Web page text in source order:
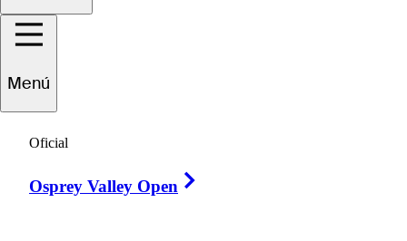
Menú
Oficial
Osprey Valley Open
4 Min Read